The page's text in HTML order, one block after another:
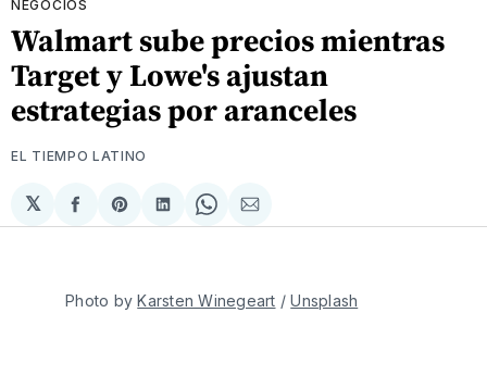
NEGOCIOS
Walmart sube precios mientras
Target y Lowe's ajustan
estrategias por aranceles
EL TIEMPO LATINO
𝕏
Compartir
en
Share
on
Compartir
en
Share
on
Compartir
via
Photo by Karsten Winegeart / Unsplash